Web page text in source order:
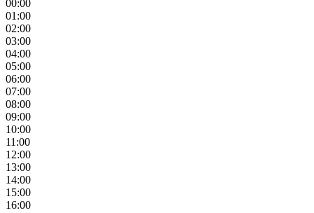
00:00
01:00
02:00
03:00
04:00
05:00
06:00
07:00
08:00
09:00
10:00
11:00
12:00
13:00
14:00
15:00
16:00